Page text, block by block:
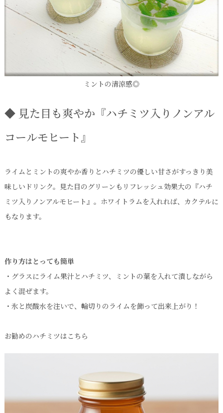
ミントの清涼感◎
◆ 見た目も爽やか『ハチミツ入りノンアル
コールモヒート』
ライムとミントの爽やか香りとハチミツの優しい甘さがすっきり美
味しいドリンク。見た目のグリーンもリフレッシュ効果大の『ハチ
ミツ入りノンアルモヒート』。ホワイトラムを入れれば、カクテルに
もなります。
作り方はとっても簡単
・グラスにライム果汁とハチミツ、ミントの葉を入れて潰しながら
よく混ぜます。
・氷と炭酸水を注いで、輪切りのライムを飾って出来上がり！
お勧めのハチミツはこちら